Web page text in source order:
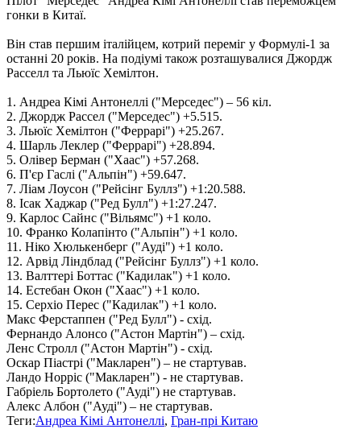
гонки в Китаї.
Він став першим італійцем, котрий переміг у Формулі-1 за
останні 20 років. На подіумі також розташувалися Джордж
Расселл та Льюїс Хемілтон.
1. Андреа Кімі Антонеллі ("Мерседес") – 56 кіл.
2. Джордж Рассел ("Мерседес") +5.515.
3. Льюїс Хемілтон ("Феррарі") +25.267.
4. Шарль Леклер ("Феррарі") +28.894.
5. Олівер Берман ("Хаас") +57.268.
6. П'єр Гаслі ("Альпін") +59.647.
7. Ліам Лоусон ("Рейсінг Буллз") +1:20.588.
8. Ісак Хаджар ("Ред Булл") +1:27.247.
9. Карлос Сайнс ("Вільямс") +1 коло.
10. Франко Колапінто ("Альпін") +1 коло.
11. Ніко Хюлькенберг ("Ауді") +1 коло.
12. Арвід Ліндблад ("Рейсінг Буллз") +1 коло.
13. Валттері Боттас ("Кадилак") +1 коло.
14. Естебан Окон ("Хаас") +1 коло.
15. Серхіо Перес ("Кадилак") +1 коло.
Макс Ферстаппен ("Ред Булл") - схід.
Фернандо Алонсо ("Астон Мартін") – схід.
Ленс Стролл ("Астон Мартін") - схід.
Оскар Піастрі ("Макларен") – не стартував.
Ландо Норріс ("Макларен") - не стартував.
Габріель Бортолето ("Ауді") не стартував.
Алекс Албон ("Ауді") – не стартував.
Теги:Андреа Кімі Антонеллі, Гран-прі Китаю